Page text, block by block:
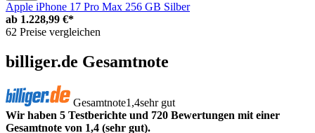
Apple iPhone 17 Pro Max 256 GB Silber
ab 1.228,99 €*
62 Preise vergleichen
billiger.de Gesamtnote
Gesamtnote1,4sehr gut
Wir haben 5 Testberichte und 720 Bewertungen mit einer
Gesamtnote von 1,4 (sehr gut).